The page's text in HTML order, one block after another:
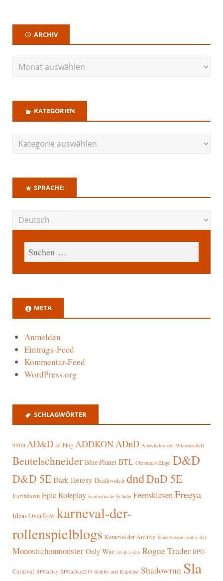
ARCHIV
KATEGORIEN
SPRACHE:
META
Anmelden
Eintrags-Feed
Kommentar-Feed
WordPress.org
SCHLAGWÖRTER
01010 AD&D ad-blog ADDKONADnD Auswüchse der Wissenschaft
Beutelschneider Blue Planet BTL Christmas Binge D&D
D&D 5E Dark Heresy Deathwatch dndDnD 5E
Earthdawn Epic Roleplay Fantastische Schuhe FeensklavenFreeya
Ideas Overflow karneval-der-
rollenspielblogs Karneval der Archive Kunstwesen loot-a-day
Monostichonmonster Only War rival-a-day Rogue Trader RPG-
Carnival RPGaDay RPGaDay2019 Schiffe und Kapitäne Shadowrun Sla